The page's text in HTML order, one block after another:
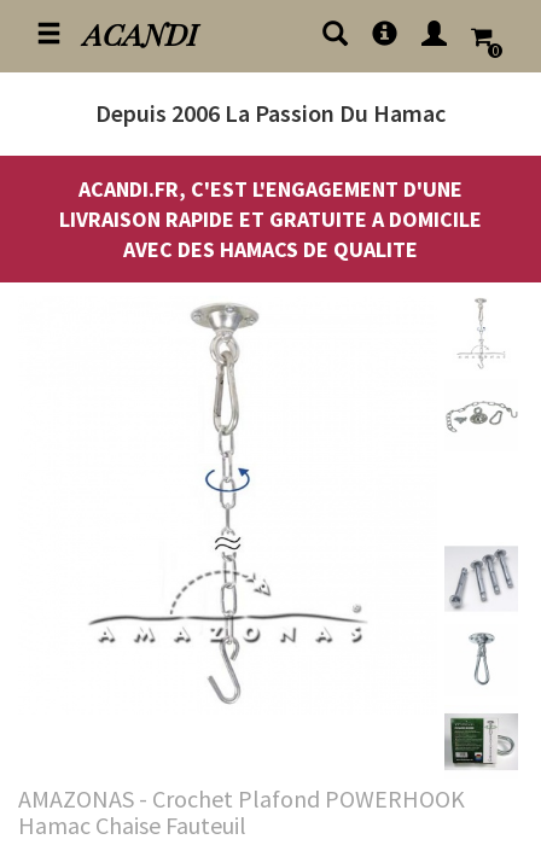
ACANDI 0
Depuis 2006 La Passion Du Hamac
ACANDI.FR, C'EST L'ENGAGEMENT D'UNE
LIVRAISON RAPIDE ET GRATUITE A DOMICILE
AVEC DES HAMACS DE QUALITE
AMAZONAS - Crochet Plafond POWERHOOK
Hamac Chaise Fauteuil